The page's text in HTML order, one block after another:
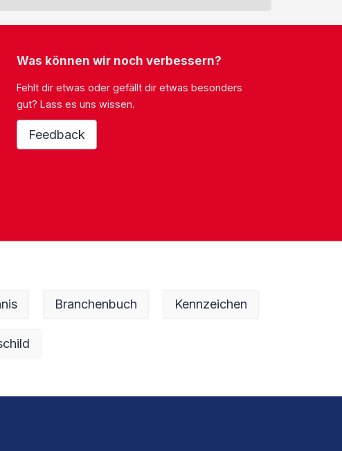
Was können wir noch verbessern?
Fehlt dir etwas oder gefällt dir etwas besonders
gut? Lass es uns wissen.
Feedback
Branchenbuch Kennzeichen